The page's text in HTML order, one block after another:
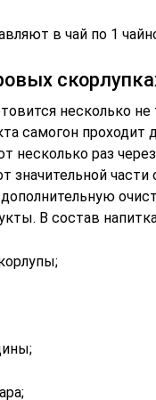
в чай по 1
несколько
самогон
несколько раз
значительной
В состав